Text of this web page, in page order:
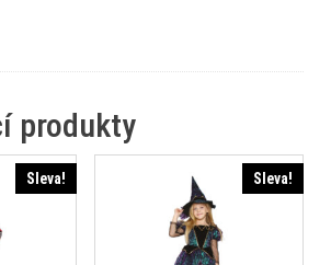
produkty
Sleva! Sleva!